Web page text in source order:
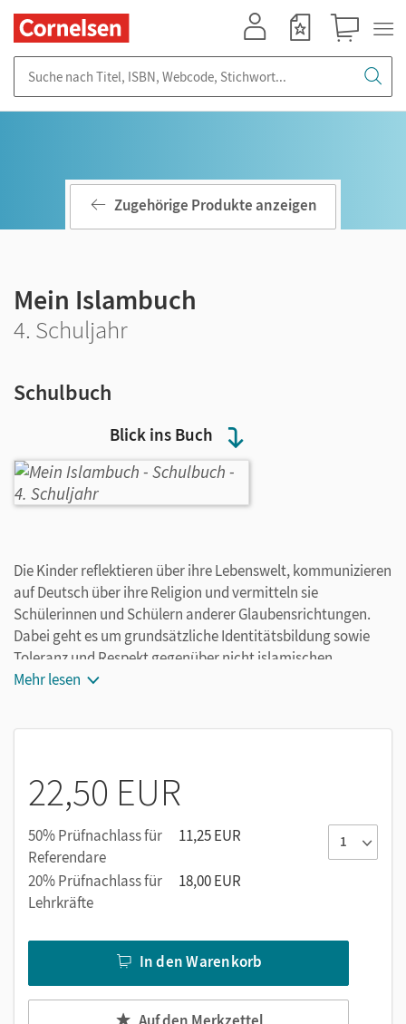
Blick ins Buch
Zugehörige Produkte anzeigen
Mein Islambuch
4. Schuljahr
Schulbuch
Die Kinder reflektieren über ihre Lebenswelt, kommunizieren
auf Deutsch über ihre Religion und vermitteln sie
Schülerinnen und Schülern anderer Glaubensrichtungen.
Dabei geht es um grundsätzliche Identitätsbildung sowie
Toleranz und Respekt gegenüber nicht islamischen
religiösen Anschauungen.
Mehr lesen
22,50 EUR
50% Prüfnachlass für
Referendare
11,25 EUR
20% Prüfnachlass für
Lehrkräfte
18,00 EUR
In den Warenkorb